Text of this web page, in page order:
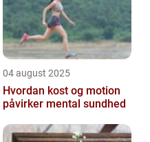
04 august 2025
Hvordan kost og motion
påvirker mental sundhed